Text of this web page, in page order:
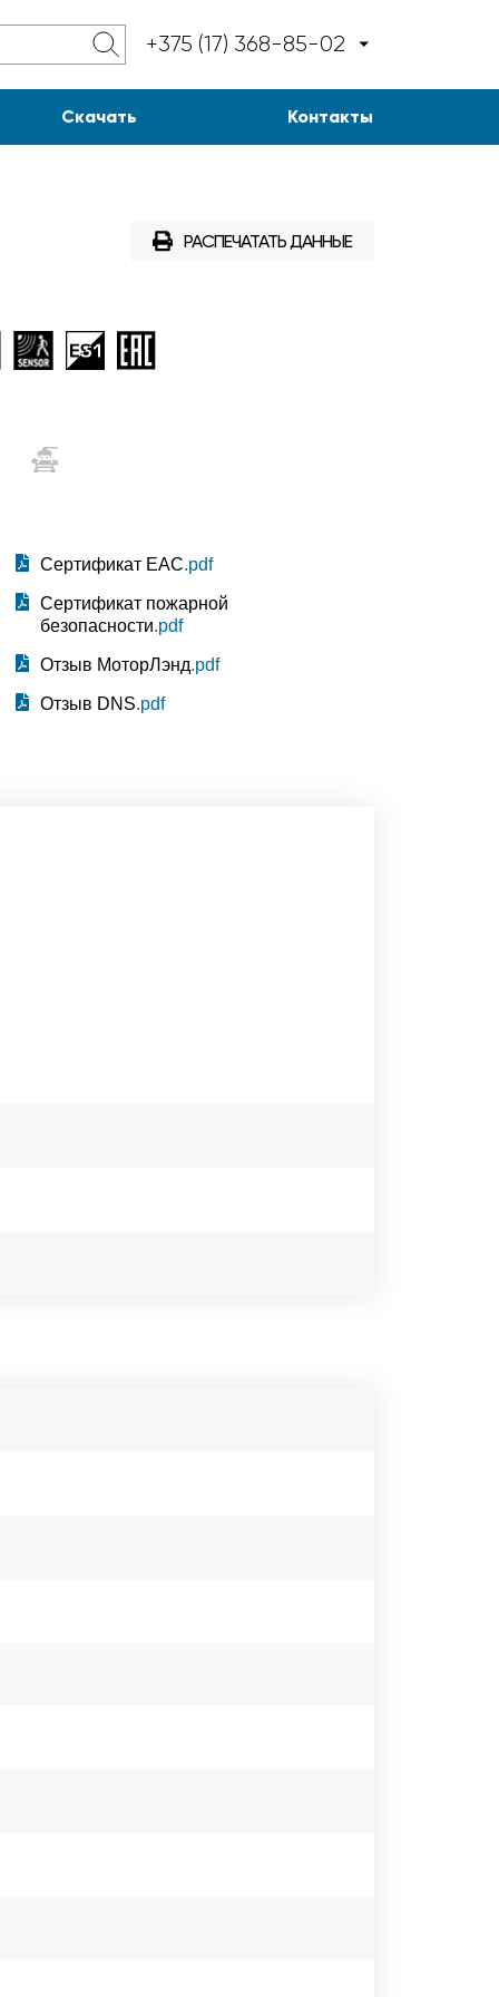
+375 (17) 368-85-02
Скачать Контакты
РАСПЕЧАТАТЬ ДАННЫЕ
Сертификат EAC.pdf
Сертификат пожарной
безопасности.pdf
Отзыв МоторЛэнд.pdf
Отзыв DNS.pdf